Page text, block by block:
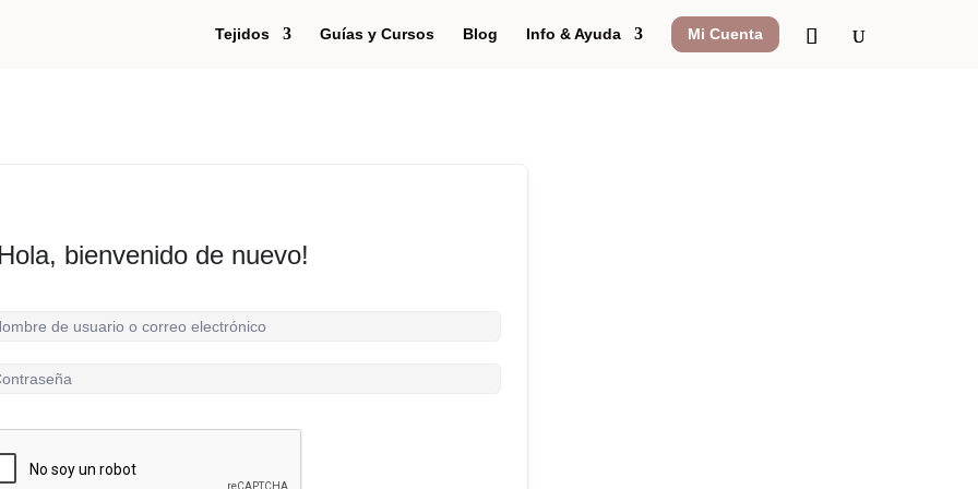
Tejidos Guías y Cursos Blog Info & Ayuda Mi Cuenta
bienvenido de nuevo!